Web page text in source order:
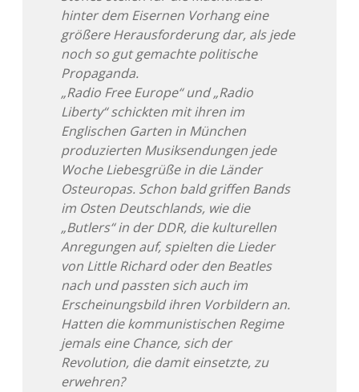
Adventskalender 2018
Adventskalender 2019
Adventskalender 2020
Adventskalender 2021
Adventskalender 2022
Adventskalender 2023
Adventskalender 2024
hinter dem Eisernen Vorhang eine
größere Herausforderung dar, als jede
noch so gut gemachte politische
Propaganda.
„Radio Free Europe“ und „Radio
Liberty“ schickten mit ihren im
Englischen Garten in München
produzierten Musiksendungen jede
Woche Liebesgrüße in die Länder
Osteuropas. Schon bald griffen Bands
im Osten Deutschlands, wie die
„Butlers“ in der DDR, die kulturellen
Anregungen auf, spielten die Lieder
von Little Richard oder den Beatles
nach und passten sich auch im
Erscheinungsbild ihren Vorbildern an.
Hatten die kommunistischen Regime
jemals eine Chance, sich der
Revolution, die damit einsetzte, zu
erwehren?